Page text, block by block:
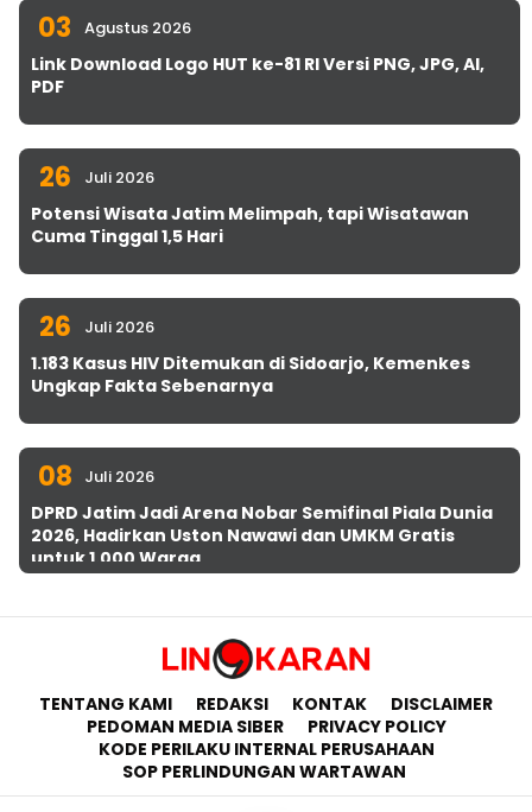
03 Agustus 2026
Link Download Logo HUT ke-81 RI Versi PNG, JPG, AI,
PDF
26 Juli 2026
Potensi Wisata Jatim Melimpah, tapi Wisatawan
Cuma Tinggal 1,5 Hari
26 Juli 2026
1.183 Kasus HIV Ditemukan di Sidoarjo, Kemenkes
Ungkap Fakta Sebenarnya
08 Juli 2026
DPRD Jatim Jadi Arena Nobar Semifinal Piala Dunia
2026, Hadirkan Uston Nawawi dan UMKM Gratis
untuk 1.000 Warga
TENTANG KAMI REDAKSI KONTAK
DISCLAIMER
PEDOMAN MEDIA SIBER
PRIVACY POLICY
KODE PERILAKU INTERNAL PERUSAHAAN
SOP PERLINDUNGAN WARTAWAN